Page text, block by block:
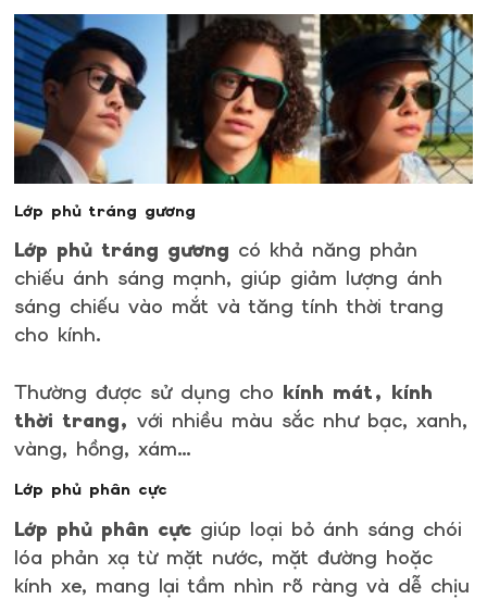
Lớp phủ tráng gương
Lớp phủ tráng gương có khả năng phản
chiếu ánh sáng mạnh, giúp giảm lượng ánh
sáng chiếu vào mắt và tăng tính thời trang
cho kính.
Thường được sử dụng cho kính mát, kính
thời trang, với nhiều màu sắc như bạc, xanh,
vàng, hồng, xám…
Lớp phủ phân cực
Lớp phủ phân cực giúp loại bỏ ánh sáng chói
lóa phản xạ từ mặt nước, mặt đường hoặc
kính xe, mang lại tầm nhìn rõ ràng và dễ chịu